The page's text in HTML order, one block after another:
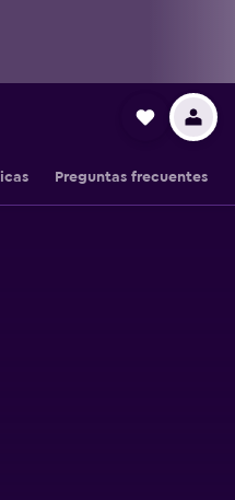
Preguntas frecuentes